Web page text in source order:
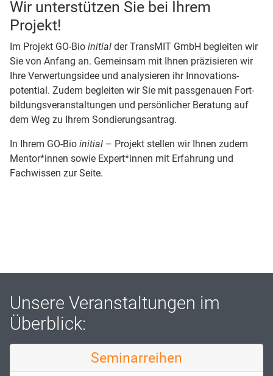
Wir unterstützen Sie bei Ihrem
Projekt!
Im Projekt GO-Bio initial der TransMIT GmbH begleiten wir
Sie von Anfang an. Gemeinsam mit Ihnen präzisieren wir
Ihre Verwertungs­idee und analysieren ihr Innovations­
potential. Zudem begleiten wir Sie mit pass­genauen Fort­
bildungs­veranstaltungen und persönlicher Beratung auf
dem Weg zu Ihrem Sondierungs­antrag.
In Ihrem GO-Bio initial – Projekt stellen wir Ihnen zudem
Mentor*innen sowie Expert*innen mit Erfahrung und
Fachwissen zur Seite.
Unsere Veranstaltungen im
Überblick:
Seminar­reihen